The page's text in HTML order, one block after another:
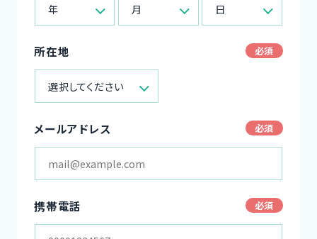
年 月 日
所在地
選択してください
メールアドレス
携帯電話